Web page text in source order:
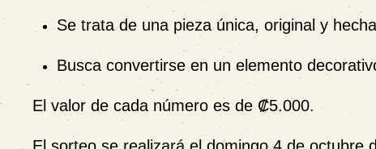
Se trata de una pieza única, original y
Busca convertirse en un elemento
El valor de cada número es de ₡5.000.